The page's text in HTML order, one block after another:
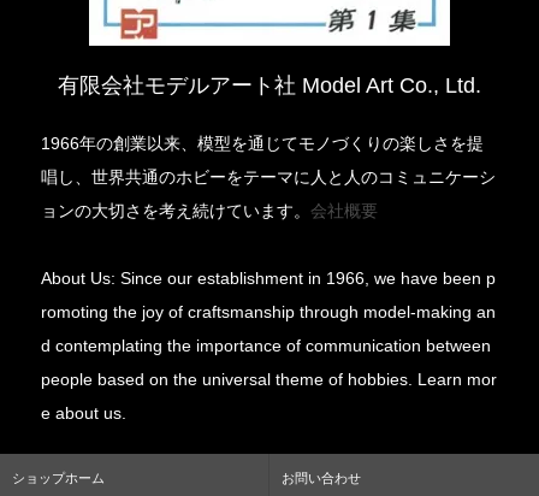
有限会社モデルアート社 Model Art Co., Ltd.
1966年の創業以来、模型を通じてモノづくりの楽しさを提
唱し、世界共通のホビーをテーマに人と人のコミュニケーシ
ョンの大切さを考え続けています。会社概要
About Us: Since our establishment in 1966, we have been p
romoting the joy of craftsmanship through model-making an
d contemplating the importance of communication between
people based on the universal theme of hobbies. Learn mor
e about us.
ショップホーム お問い合わせ